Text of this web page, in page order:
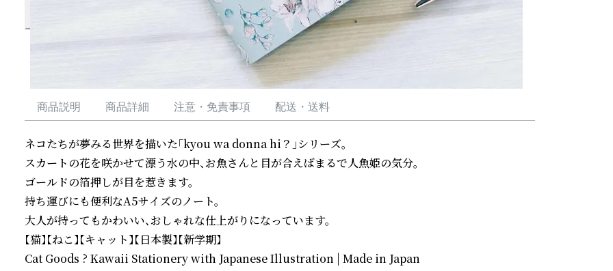
商品説明 商品詳細 注意・免責事項 配送・送料
ネコたちが夢みる世界を描いた「kyou wa donna hi？」シリーズ。
スカートの花を咲かせて漂う水の中、お魚さんと目が合えばまるで人魚姫の気分。
ゴールドの箔押しが目を惹きます。
持ち運びにも便利なA5サイズのノート。
大人が持ってもかわいい、おしゃれな仕上がりになっています。
【猫】【ねこ】【キャット】【日本製】【新学期】
Cat Goods ? Kawaii Stationery with Japanese Illustration | Made in Japan